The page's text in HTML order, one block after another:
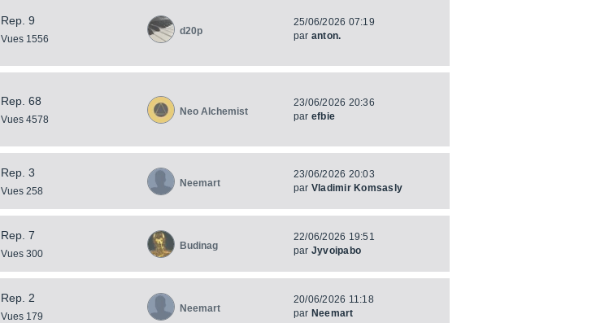
Rep. 9
Vues 1556
d20p
25/06/2026 07:19
par anton.
Rep. 68
Vues 4578
Neo Alchemist
23/06/2026 20:36
par efbie
Rep. 3
Vues 258
Neemart
23/06/2026 20:03
par Vladimir Komsasly
Rep. 7
Vues 300
Budinag
22/06/2026 19:51
par Jyvoipabo
Rep. 2
Vues 179
Neemart
20/06/2026 11:18
par Neemart